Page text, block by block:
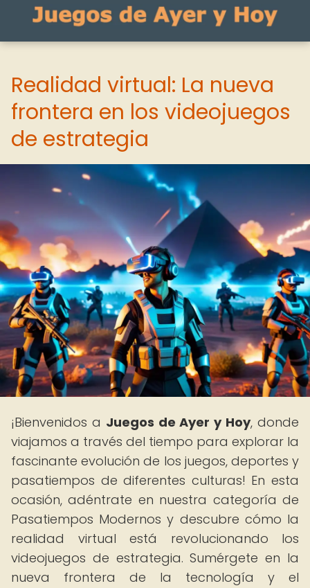
Realidad virtual: La nueva
frontera en los videojuegos
de estrategia
¡Bienvenidos a Juegos de Ayer y Hoy, donde
viajamos a través del tiempo para explorar la
fascinante evolución de los juegos, deportes y
pasatiempos de diferentes culturas! En esta
ocasión, adéntrate en nuestra categoría de
Pasatiempos Modernos y descubre cómo la
realidad virtual está revolucionando los
videojuegos de estrategia. Sumérgete en la
nueva frontera de la tecnología y el